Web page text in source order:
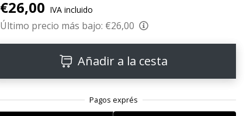
€26,00 IVA incluido
Último precio más bajo: €26,00
Añadir a la cesta